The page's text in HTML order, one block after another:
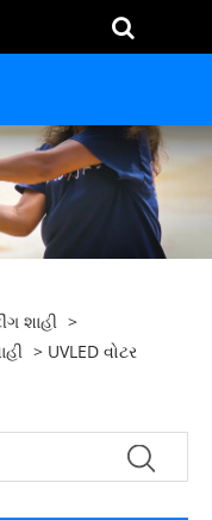
શાહી >
> UVLED વોટર